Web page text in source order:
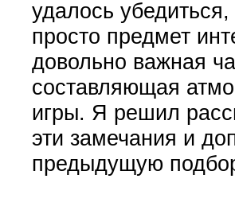
удалось убедиться,
просто предмет
довольно важная
составляющая
игры. Я решил
эти замечания и
предыдущую